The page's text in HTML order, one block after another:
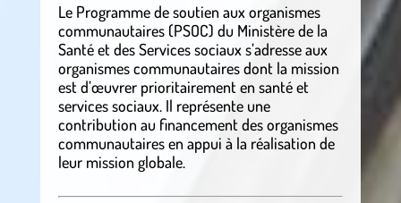
Le Programme de soutien aux organismes
communautaires (PSOC) du Ministère de la
Santé et des Services sociaux s’adresse aux
organismes communautaires dont la mission
est d’œuvrer prioritairement en santé et
services sociaux. Il représente une
contribution au financement des organismes
communautaires en appui à la réalisation de
leur mission globale.